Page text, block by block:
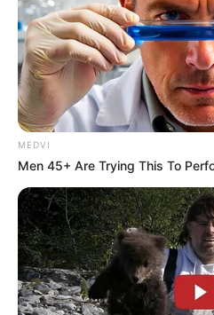
οκτώ ημερών
Ανδρέας»
Απάτη με
φτερά
Βρετανίδα που
κόρη της και
Κέντρο Υγείας
Δείτε όλες τις τελευταίες
MEDVI
Men 45+ Are Trying This To